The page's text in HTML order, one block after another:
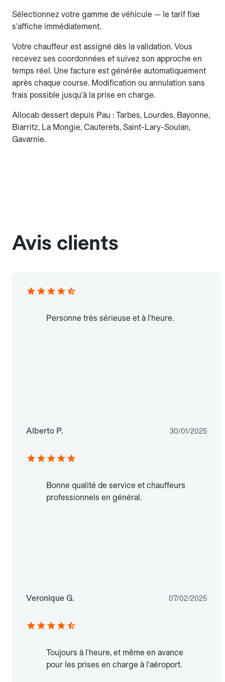
Sélectionnez votre gamme de véhicule — le tarif fixe
s'affiche immédiatement.
Votre chauffeur est assigné dès la validation. Vous
recevez ses coordonnées et suivez son approche en
temps réel. Une facture est générée automatiquement
après chaque course. Modification ou annulation sans
frais possible jusqu'à la prise en charge.
Allocab dessert depuis Pau : Tarbes, Lourdes, Bayonne,
Biarritz, La Mongie, Cauterets, Saint-Lary-Soulan,
Gavarnie.
Avis clients
Personne très sérieuse et à l'heure.
Alberto P. 30/01/2025
Bonne qualité de service et chauffeurs
professionnels en général.
Veronique G. 07/02/2025
Toujours à l'heure, et même en avance
pour les prises en charge à l'aéroport.